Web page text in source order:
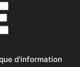
d'information